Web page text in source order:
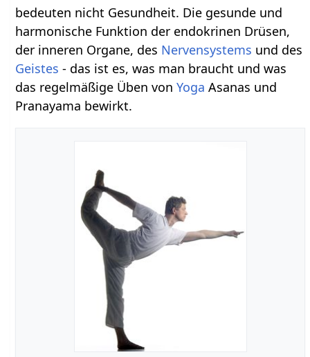
bedeuten nicht Gesundheit. Die gesunde und
harmonische Funktion der endokrinen Drüsen,
der inneren Organe, des Nervensystems und des
Geistes - das ist es, was man braucht und was
das regelmäßige Üben vonYoga Asanas und
Pranayama bewirkt.